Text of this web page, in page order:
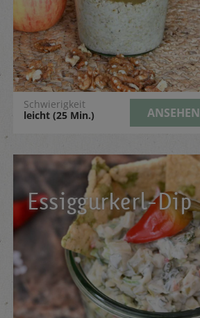
Schwierigkeit
leicht (25 Min.)
ANSEHEN
Essiggurkerl-Dip